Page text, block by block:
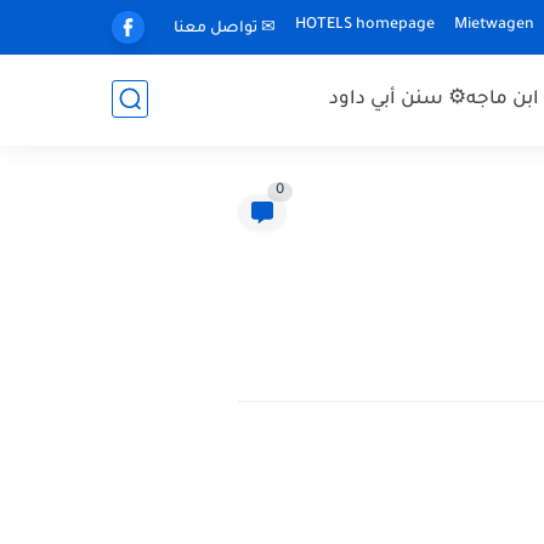
Mietwagen
HOTELS homepage ✉ تواصل معنا
ماجه⚙ سنن أبي داود
0